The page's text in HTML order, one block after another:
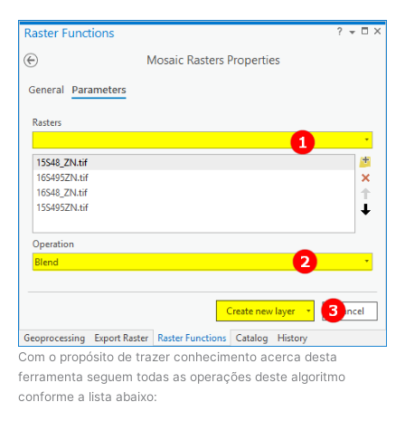
Com o propósito de trazer conhecimento acerca desta
ferramenta seguem todas as operações deste algoritmo
conforme a lista abaixo: